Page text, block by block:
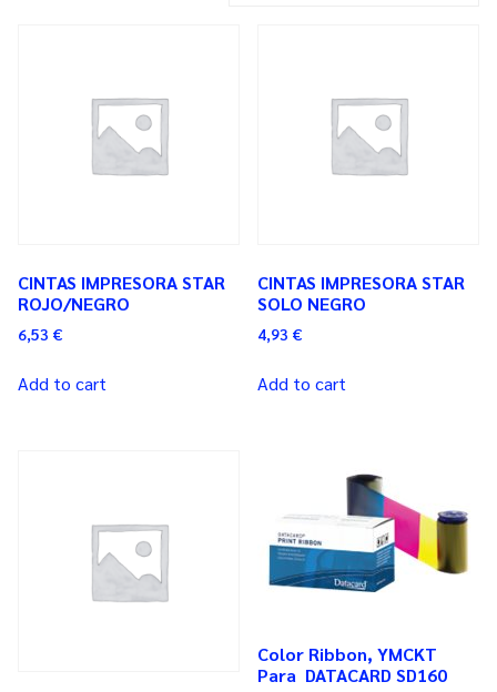
CINTAS IMPRESORA STAR
ROJO/NEGRO
6,53 €
Add to cart
CINTAS IMPRESORA STAR
SOLO NEGRO
4,93 €
Add to cart
Color Ribbon, YMCKT
Para DATACARD SD160